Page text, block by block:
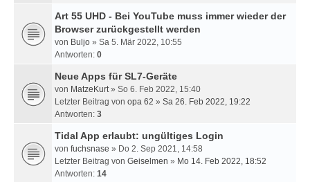
Art 55 UHD - Bei YouTube muss immer wieder der
Browser zurückgestellt werden
von Buljo » Sa 5. Mär 2022, 10:55
Antworten: 0
Neue Apps für SL7-Geräte
von MatzeKurt» So 6. Feb 2022, 15:40
Letzter Beitrag von opa 62 » Sa 26. Feb 2022, 19:22
Antworten: 3
Tidal App erlaubt: ungültiges Login
von fuchsnase » Do 2. Sep 2021, 14:58
Letzter Beitrag von Geiselmen » Mo 14. Feb 2022, 18:52
Antworten: 14